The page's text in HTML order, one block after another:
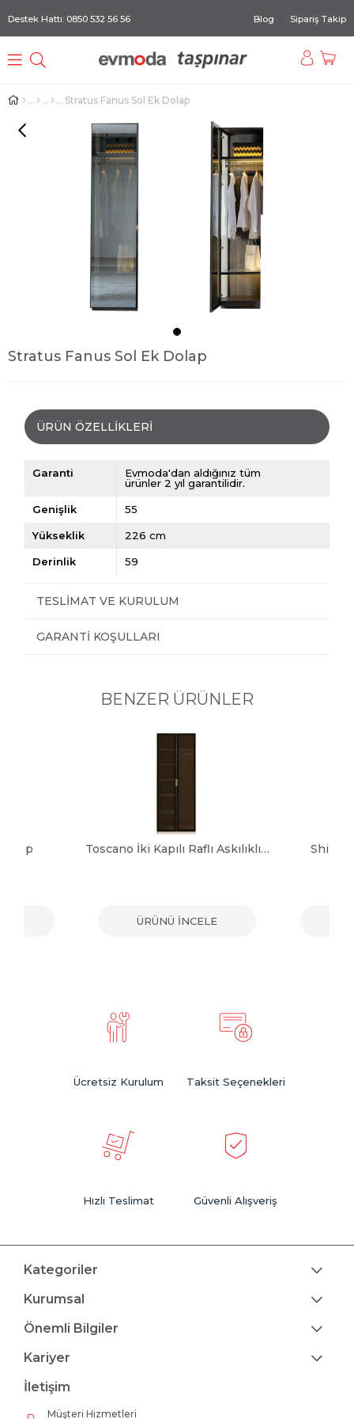
Destek Hattı: 0850 532 56 56 Blog Sipariş Takip
Stratus Fanus Sol Ek Dolap
Stratus Fanus Sol Ek Dolap
ÜRÜN ÖZELLIKLERI
Garanti
Evmoda'dan aldığınız tüm
ürünler 2 yıl garantilidir.
Genişlik 55
Yükseklik 226 cm
Derinlik 59
TESLIMAT VE KURULUM
GARANTI KOŞULLARI
BENZER ÜRÜNLER
Toscano İki Kapılı Raflı Askılıklı Dolap
ÜRÜNÜ İNCELE
Shine
Ücretsiz Kurulum Taksit Seçenekleri
Hızlı Teslimat Güvenli Alışveriş
Kategoriler
Kurumsal
Önemli Bilgiler
Kariyer
İletişim
Müşteri Hizmetleri